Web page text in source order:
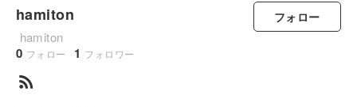
hamiton
hamiton
0 フォロー 1 フォロワー
フォロー
rss_feed